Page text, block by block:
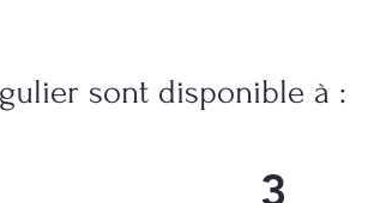
sont disponible à :
3